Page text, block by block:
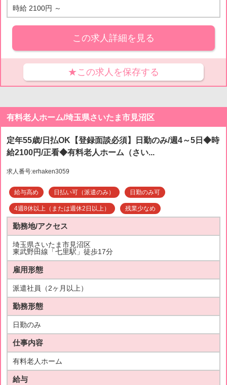
時給 2100円 ～
この求人詳細を見る
★この求人を保存する
有料老人ホーム/埼玉県さいたま市見沼区
定年55歳/日払OK【登録面談必須】日勤のみ/週4～5日◆時
給2100円/正看◆有料老人ホーム（さい...
求人番号:erhaken3059
給与高め 日払い可（派遣のみ） 日勤のみ可
4週8休以上（または週休2日以上） 残業少なめ
勤務地/アクセス
埼玉県さいたま市見沼区
東武野田線「七里駅」徒歩17分
雇用形態
派遣社員（2ヶ月以上）
勤務形態
日勤のみ
仕事内容
有料老人ホーム
給与